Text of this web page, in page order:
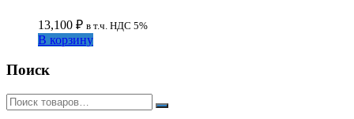
13,100 ₽ в т.ч. НДС 5%
В корзину
Поиск